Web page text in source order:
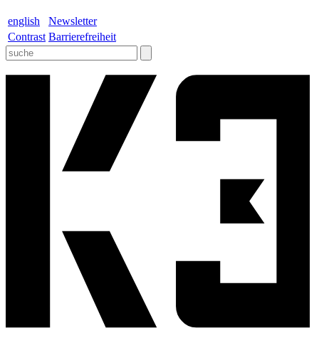
english
Newsletter
Contrast Barrierefreiheit